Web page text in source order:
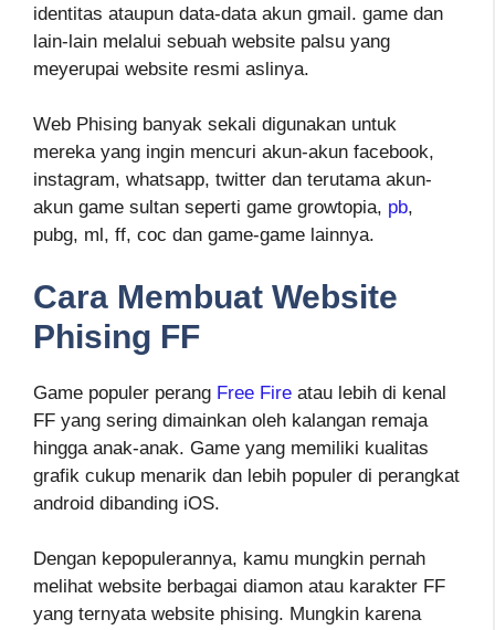
identitas ataupun data-data akun gmail. game dan
lain-lain melalui sebuah website palsu yang
meyerupai website resmi aslinya.
Web Phising banyak sekali digunakan untuk
mereka yang ingin mencuri akun-akun facebook,
instagram, whatsapp, twitter dan terutama akun-
akun game sultan seperti game growtopia, pb,
pubg, ml, ff, coc dan game-game lainnya.
Cara Membuat Website
Phising FF
Game populer perang Free Fire atau lebih di kenal
FF yang sering dimainkan oleh kalangan remaja
hingga anak-anak. Game yang memiliki kualitas
grafik cukup menarik dan lebih populer di perangkat
android dibanding iOS.
Dengan kepopulerannya, kamu mungkin pernah
melihat website berbagai diamon atau karakter FF
yang ternyata website phising. Mungkin karena